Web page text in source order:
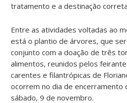
tratamento e a destinação
Entre as atividades voltadas ao
está o plantio de árvores, que
conjunto com a doação de três
alimentos, reunidos pelos
carentes e filantrópicas de
ocorrem no dia de encerramento
sábado, 9 de novembro.